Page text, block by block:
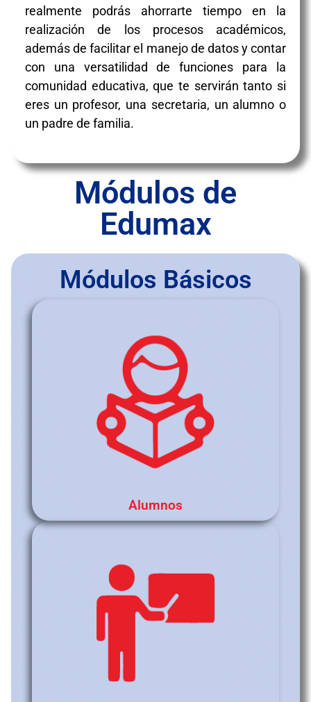
realmente podrás ahorrarte tiempo en la
realización de los procesos académicos,
además de facilitar el manejo de datos y contar
con una versatilidad de funciones para la
comunidad educativa, que te servirán tanto si
eres un profesor, una secretaria, un alumno o
un padre de familia.
Módulos de
Edumax
Módulos Básicos
Alumnos